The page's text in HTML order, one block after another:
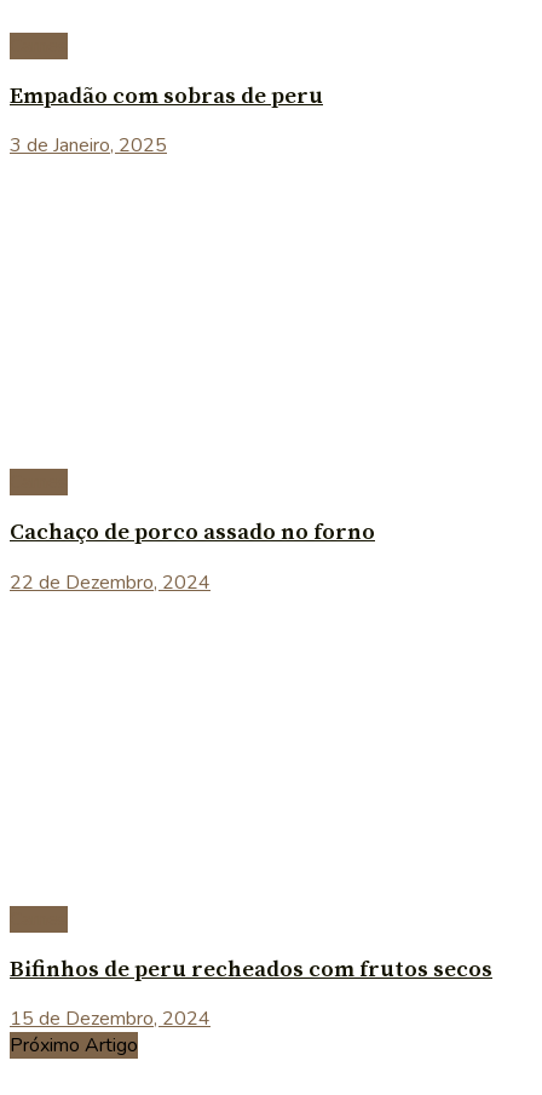
Empadão com sobras de peru
3 de Janeiro, 2025
Cachaço de porco assado no forno
22 de Dezembro, 2024
Bifinhos de peru recheados com frutos secos
15 de Dezembro, 2024
Próximo Artigo